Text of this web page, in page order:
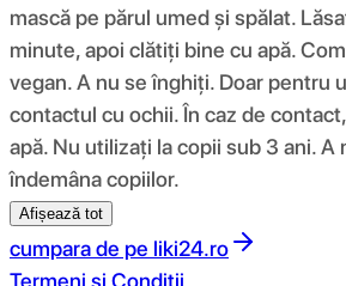
mască pe părul umed și spălat.
minute, apoi clătiți bine cu apă.
vegan. A nu se înghiți. Doar pentru
contactul cu ochii. În caz de
apă. Nu utilizați la copii sub 3 ani. A
îndemâna copiilor.
Afișează tot
cumpara de pe liki24.ro
Termeni si Conditii